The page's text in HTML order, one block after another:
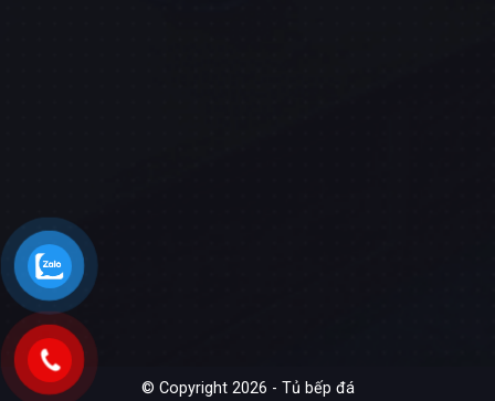
© Copyright 2026 - Tủ bếp đá